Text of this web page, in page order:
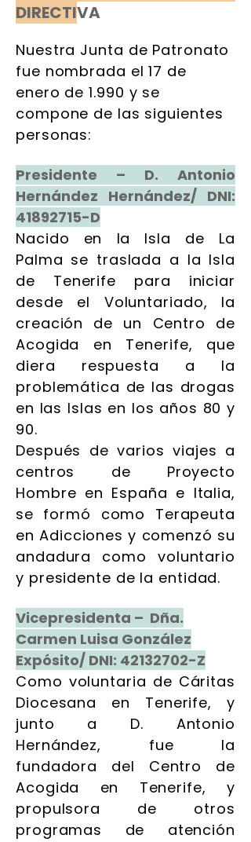
DIRECTIVA
Nuestra Junta de Patronato
fue nombrada el 17 de
enero de 1.990 y se
compone de las siguientes
personas:
Presidente – D. Antonio
Hernández Hernández/ DNI:
41892715-D
Nacido en la Isla de La
Palma se traslada a la Isla
de Tenerife para iniciar
desde el Voluntariado, la
creación de un Centro de
Acogida en Tenerife, que
diera respuesta a la
problemática de las drogas
en las Islas en los años 80 y
90.
Después de varios viajes a
centros de Proyecto
Hombre en España e Italia,
se formó como Terapeuta
en Adicciones y comenzó su
andadura como voluntario
y presidente de la entidad.
Vicepresidenta – Dña.
Carmen Luisa González
Expósito/ DNI: 42132702-Z
Como voluntaria de Cáritas
Diocesana en Tenerife, y
junto a D. Antonio
Hernández, fue la
fundadora del Centro de
Acogida en Tenerife, y
propulsora de otros
programas de atención